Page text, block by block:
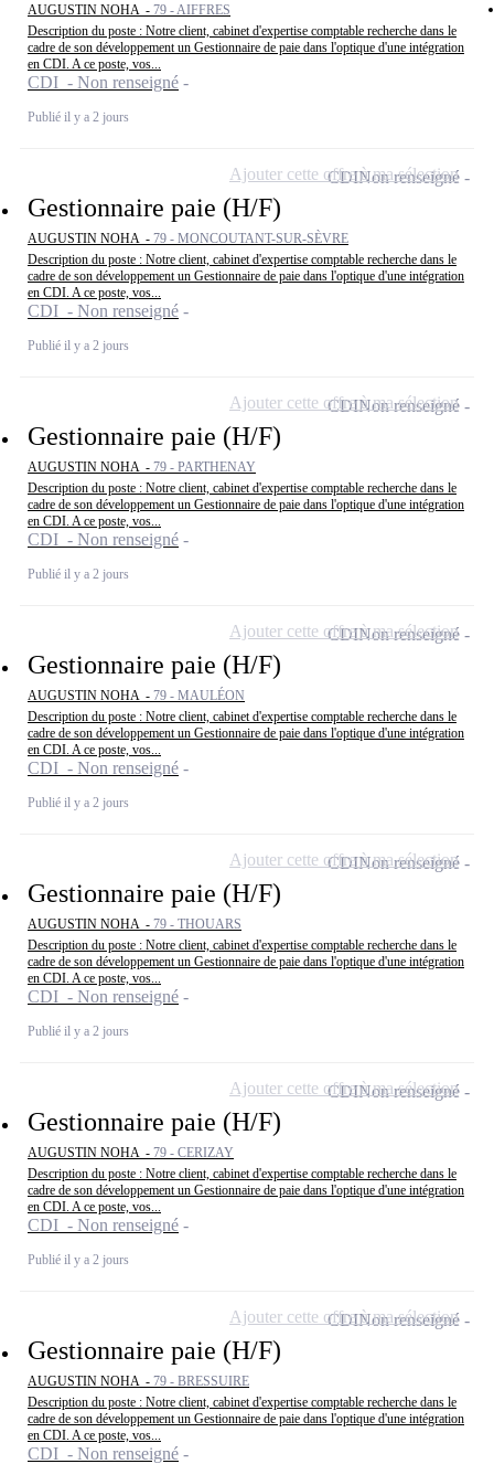
AUGUSTIN NOHA - 79 - AIFFRES
Description du poste : Notre client, cabinet d'expertise comptable recherche dans le
cadre de son développement un Gestionnaire de paie dans l'optique d'une intégration
en CDI. A ce poste, vos...
CDI - Non renseigné
Publié il y a 2 jours
Gestionnaire paie (H/F)
AUGUSTIN NOHA - 79 - MONCOUTANT-SUR-SÈVRE
Description du poste : Notre client, cabinet d'expertise comptable recherche dans le
cadre de son développement un Gestionnaire de paie dans l'optique d'une intégration
en CDI. A ce poste, vos...
CDI - Non renseigné
Publié il y a 2 jours
CDINon renseigné
Ajouter cette offre à ma sélection
Gestionnaire paie (H/F)
AUGUSTIN NOHA - 79 - PARTHENAY
Description du poste : Notre client, cabinet d'expertise comptable recherche dans le
cadre de son développement un Gestionnaire de paie dans l'optique d'une intégration
en CDI. A ce poste, vos...
CDI - Non renseigné
Publié il y a 2 jours
CDINon renseigné
Ajouter cette offre à ma sélection
Gestionnaire paie (H/F)
AUGUSTIN NOHA - 79 - MAULÉON
Description du poste : Notre client, cabinet d'expertise comptable recherche dans le
cadre de son développement un Gestionnaire de paie dans l'optique d'une intégration
en CDI. A ce poste, vos...
CDI - Non renseigné
Publié il y a 2 jours
CDINon renseigné
Ajouter cette offre à ma sélection
Gestionnaire paie (H/F)
AUGUSTIN NOHA - 79 - THOUARS
Description du poste : Notre client, cabinet d'expertise comptable recherche dans le
cadre de son développement un Gestionnaire de paie dans l'optique d'une intégration
en CDI. A ce poste, vos...
CDI - Non renseigné
Publié il y a 2 jours
CDINon renseigné
Ajouter cette offre à ma sélection
Gestionnaire paie (H/F)
AUGUSTIN NOHA - 79 - CERIZAY
Description du poste : Notre client, cabinet d'expertise comptable recherche dans le
cadre de son développement un Gestionnaire de paie dans l'optique d'une intégration
en CDI. A ce poste, vos...
CDI - Non renseigné
Publié il y a 2 jours
CDINon renseigné
Ajouter cette offre à ma sélection
Gestionnaire paie (H/F)
AUGUSTIN NOHA - 79 - BRESSUIRE
Description du poste : Notre client, cabinet d'expertise comptable recherche dans le
cadre de son développement un Gestionnaire de paie dans l'optique d'une intégration
en CDI. A ce poste, vos...
CDI - Non renseigné
CDINon renseigné
Ajouter cette offre à ma sélection